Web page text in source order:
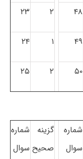
۴۸ ۲ ۲۳
۴۹ ۱ ۲۴
۵۰ ۲ ۲۵
شماره
سوال
گزینه
صحیح
شماره
سوال